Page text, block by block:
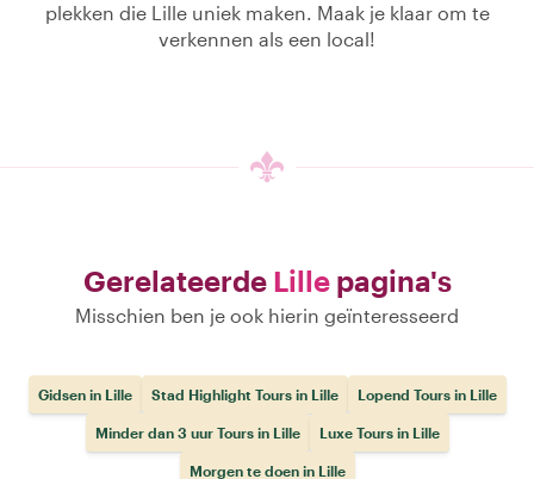
plekken die Lille uniek maken. Maak je klaar om te
verkennen als een local!
Gerelateerde Lillepagina's
Misschien ben je ook hierin geïnteresseerd
Gidsen in Lille Stad Highlight Tours in Lille Lopend Tours in Lille
Minder dan 3 uur Tours in Lille Luxe Tours in Lille
Morgen te doen in Lille